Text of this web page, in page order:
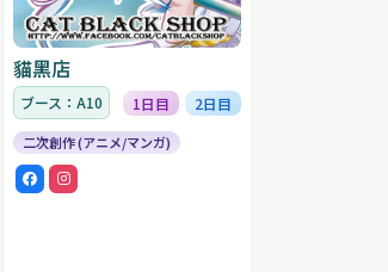
貓黑店
ブース：A10 1日目 2日目
二次創作 (アニメ/マンガ)